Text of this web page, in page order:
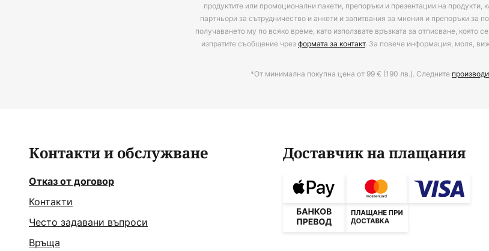
продуктите или промоционални пакети, препоръки и презентации на
партньори за сътрудничество и анкети и запитвания за мнения и препоръки за
получаването му по всяко време, като използвате връзката за отписване, която
изпратите съобщение чрезформата за контакт. За повече информация, моля,
*От минимална покупна цена от 99 € (190 лв.). Следните
Контакти и обслужване
Отказ от договор
Контакти
Често задавани въпроси
Връща
Доставчик на плащания